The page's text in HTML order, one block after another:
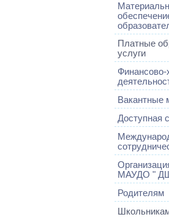
Платные
услуги
Финансово-
Вакантные
Доступная
МАУДО "
Родителям